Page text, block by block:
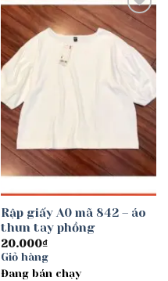
Add to
wishlist
Rập giấy A0 mã 842 – áo
thun tay phồng
20.000₫
Giỏ hàng
Đang bán chạy